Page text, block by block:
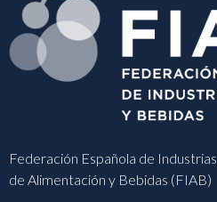
Federación Española de Industrias
de Alimentación y Bebidas (FIAB)